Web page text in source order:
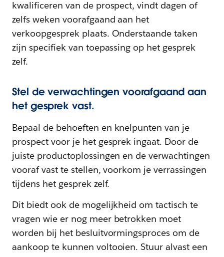
kwalificeren van de prospect, vindt dagen of
zelfs weken voorafgaand aan het
verkoopgesprek plaats. Onderstaande taken
zijn specifiek van toepassing op het gesprek
zelf.
Stel de verwachtingen voorafgaand aan
het gesprek vast.
Bepaal de behoeften en knelpunten van je
prospect voor je het gesprek ingaat. Door de
juiste productoplossingen en de verwachtingen
vooraf vast te stellen, voorkom je verrassingen
tijdens het gesprek zelf.
Dit biedt ook de mogelijkheid om tactisch te
vragen wie er nog meer betrokken moet
worden bij het besluitvormingsproces om de
aankoop te kunnen voltooien. Stuur alvast een